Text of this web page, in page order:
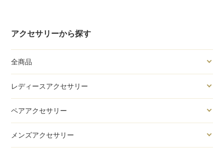
アクセサリーから探す
全商品
レディースアクセサリー
ペアアクセサリー
メンズアクセサリー